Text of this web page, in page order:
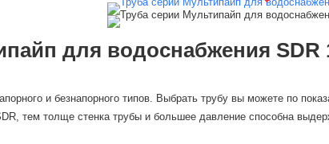
для водоснабжения SDR
и безнапорного типов. Выбрать трубу вы можете по
тем толще стенка трубы и большее давление способна